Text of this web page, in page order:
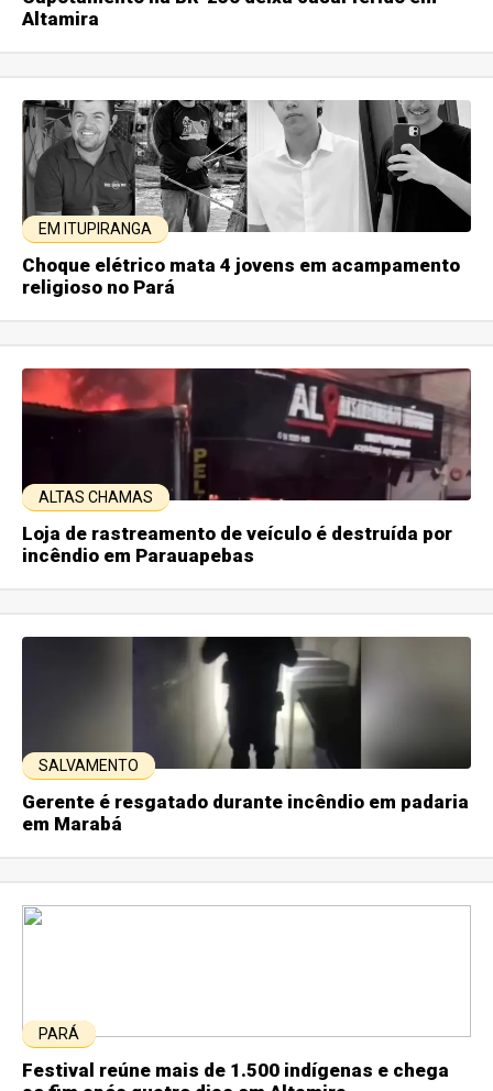
Altamira
EM ITUPIRANGA
Choque elétrico mata 4 jovens em acampamento
religioso no Pará
ALTAS CHAMAS
Loja de rastreamento de veículo é destruída por
incêndio em Parauapebas
SALVAMENTO
Gerente é resgatado durante incêndio em padaria
em Marabá
PARÁ
Festival reúne mais de 1.500 indígenas e chega